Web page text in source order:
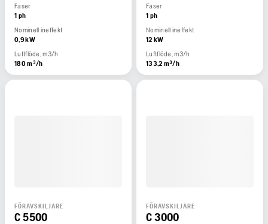
Faser
1 ph
Nominell ineffekt
0,9 kW
Luftflöde, m3/h
180 m³/h
Faser
1 ph
Nominell ineffekt
12 kW
Luftflöde, m3/h
133,2 m³/h
FÖRAVSKILJARE
C 5500
FÖRAVSKILJARE
C 3000